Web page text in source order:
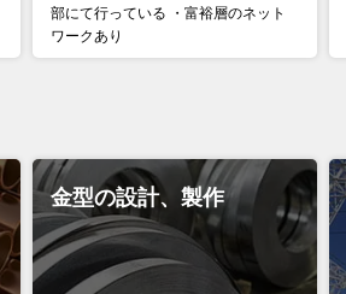
部にて行っている ・富裕層のネット
ワークあり
金型の設計、製作